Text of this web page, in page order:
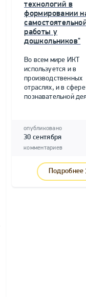
технологий в
формировании
работы у
дошкольников"
Во всем мире ИКТ
используется и в
производственных
отраслях, и в сфере
познавательной
опубликовано
30 сентября
комментариев
Подробнее